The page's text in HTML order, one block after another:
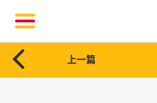
 上一篇